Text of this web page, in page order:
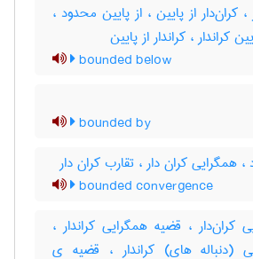
، کران‌‌دار از پایین ، از پایین محدود ،
کراندار ، کراندار از پایین
bounded below
bounded by
همگرایی کران دار ، تقارب کران دار
bounded convergence
کران‌دار ، قضیه همگرایی کراندار ،
(دنباله های) کراندار ، قضیه ی